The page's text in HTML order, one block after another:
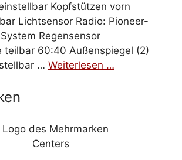
Kopfstützen vorn
Lichtsensor Radio: Pioneer-
Regensensor
teilbar 60:40 Außenspiegel (2)
… Weiterlesen …